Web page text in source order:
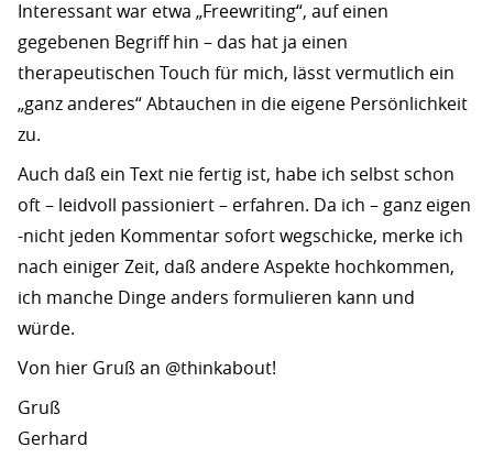
Interessant war etwa „Freewriting“, auf einen
gegebenen Begriff hin – das hat ja einen
therapeutischen Touch für mich, lässt vermutlich ein
„ganz anderes“ Abtauchen in die eigene Persönlichkeit
zu.
Auch daß ein Text nie fertig ist, habe ich selbst schon
oft – leidvoll passioniert – erfahren. Da ich – ganz eigen
-nicht jeden Kommentar sofort wegschicke, merke ich
nach einiger Zeit, daß andere Aspekte hochkommen,
ich manche Dinge anders formulieren kann und
würde.
Von hier Gruß an @thinkabout!
Gruß
Gerhard